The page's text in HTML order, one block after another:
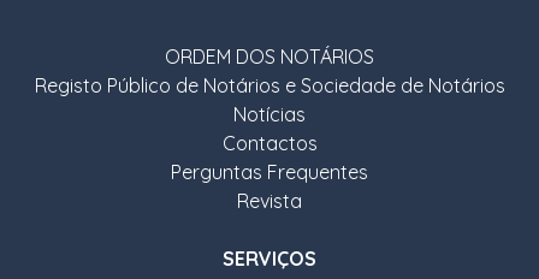
ORDEM DOS NOTÁRIOS
Registo Público de Notários e Sociedade de Notários
Notícias
Contactos
Perguntas Frequentes
Revista
SERVIÇOS